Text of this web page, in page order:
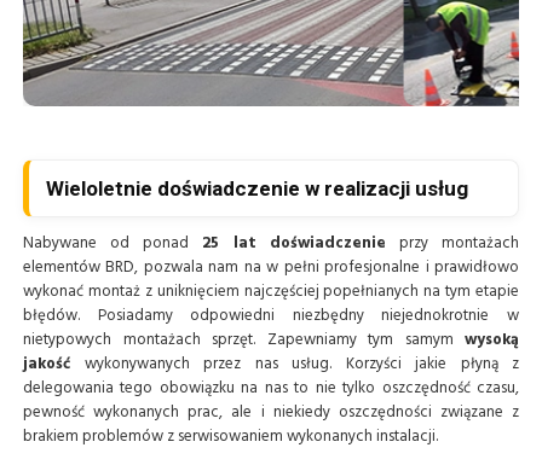
Wieloletnie doświadczenie w realizacji usług
Nabywane od ponad 25 lat doświadczenie przy montażach
elementów BRD, pozwala nam na w pełni profesjonalne i prawidłowo
wykonać montaż z uniknięciem najczęściej popełnianych na tym etapie
błędów. Posiadamy odpowiedni niezbędny niejednokrotnie w
nietypowych montażach sprzęt. Zapewniamy tym samym wysoką
jakość wykonywanych przez nas usług. Korzyści jakie płyną z
delegowania tego obowiązku na nas to nie tylko oszczędność czasu,
pewność wykonanych prac, ale i niekiedy oszczędności związane z
brakiem problemów z serwisowaniem wykonanych instalacji.